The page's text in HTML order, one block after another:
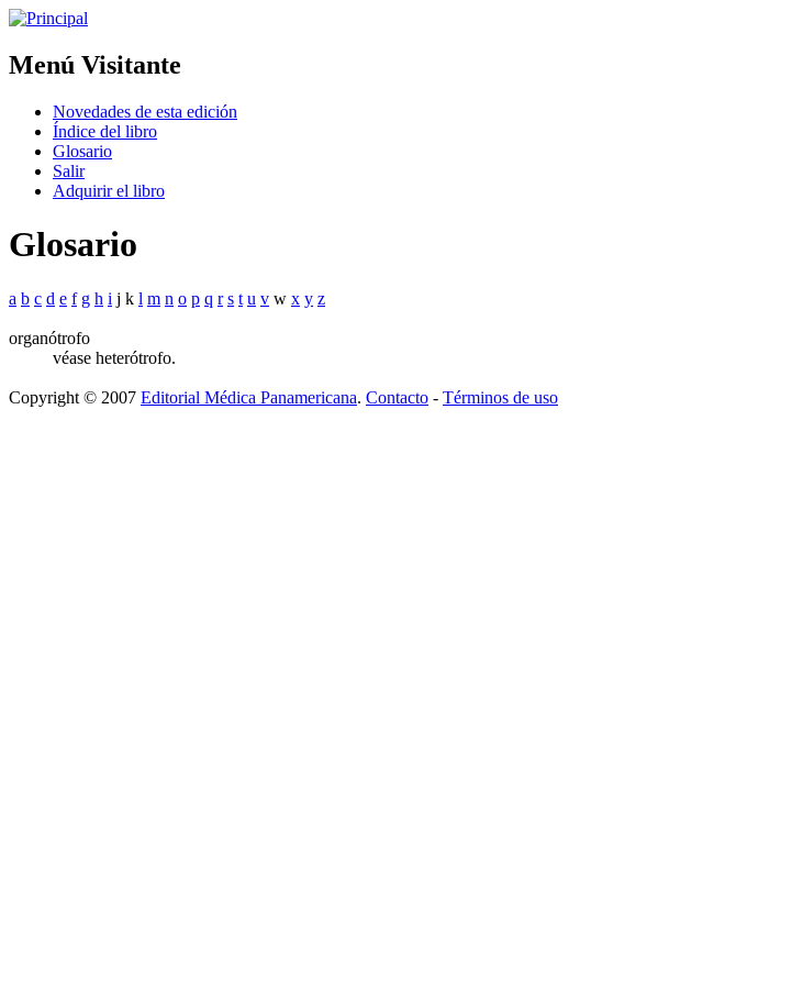
Menú Visitante
Novedades de esta edición
Índice del libro
Glosario
Salir
Adquirir el libro
Glosario
a b c d e f g h i j k l m n o p q r s t u v w x y z
organótrofo
véase heterótrofo.
Copyright © 2007 Editorial Médica Panamericana. Contacto - Términos de uso